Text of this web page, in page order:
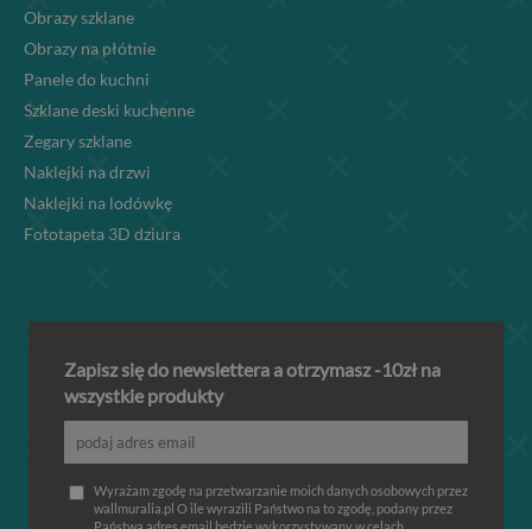
Obrazy szklane
Obrazy na płótnie
Panele do kuchni
Szklane deski kuchenne
Zegary szklane
Naklejki na drzwi
Naklejki na lodówkę
Fototapeta 3D dziura
Zapisz się do newslettera a otrzymasz -10zł na
wszystkie produkty
Wyrażam zgodę na przetwarzanie moich danych osobowych przez
wallmuralia.pl O ile wyrazili Państwo na to zgodę, podany przez